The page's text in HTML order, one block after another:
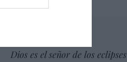
Dios es el señor de los eclipses